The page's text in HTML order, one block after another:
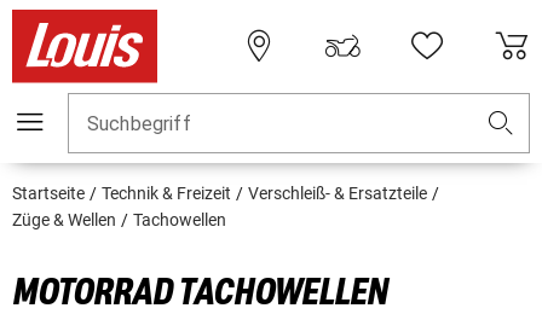
Suchbegriff
Startseite Technik & Freizeit
Verschleiß- & Ersatzteile
Züge & Wellen
Tachowellen
MOTORRAD TACHOWELLEN